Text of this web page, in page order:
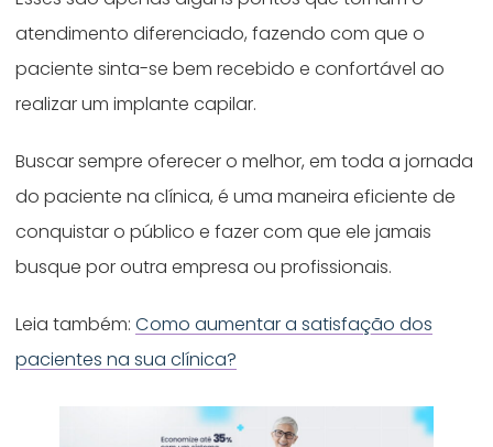
atendimento diferenciado, fazendo com que o
paciente sinta-se bem recebido e confortável ao
realizar um implante capilar.
Buscar sempre oferecer o melhor, em toda a jornada
do paciente na clínica, é uma maneira eficiente de
conquistar o público e fazer com que ele jamais
busque por outra empresa ou profissionais.
Leia também:Como aumentar a satisfação dos
pacientes na sua clínica?